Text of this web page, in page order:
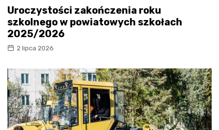
Uroczystości zakończenia roku
szkolnego w powiatowych szkołach
2025/2026
2 lipca 2026